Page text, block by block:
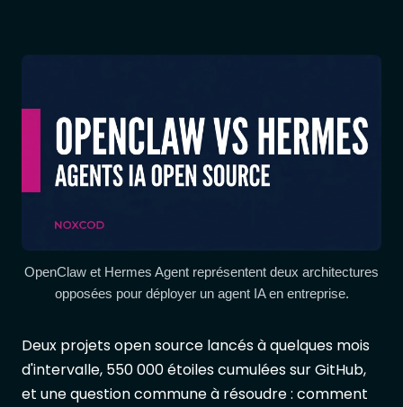
OpenClaw et Hermes Agent représentent deux architectures
opposées pour déployer un agent IA en entreprise.
Deux projets open source lancés à quelques mois
d'intervalle, 550 000 étoiles cumulées sur GitHub,
et une question commune à résoudre : comment